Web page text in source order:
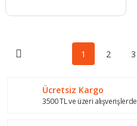
1 2 3
Ücretsiz Kargo
3500 TL ve üzeri alışverişlerde